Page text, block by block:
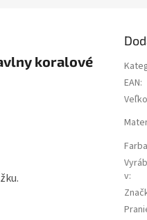
koralové
EAN:
Farba
v: